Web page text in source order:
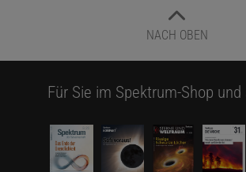
NACH OBEN
Für Sie im Spektrum-Shop